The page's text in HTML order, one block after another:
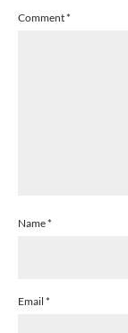
Comment*
Name*
Email *